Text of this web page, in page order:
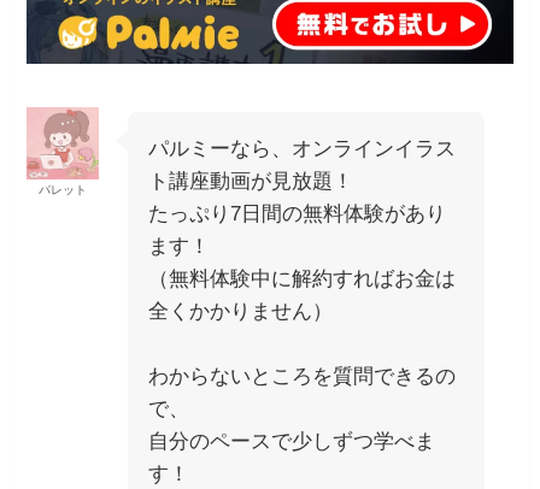
パレット
パルミーなら、オンラインイラス
ト講座動画が見放題！
たっぷり7日間の無料体験があり
ます！
（無料体験中に解約すればお金は
全くかかりません）
わからないところを質問できるの
で、
自分のペースで少しずつ学べま
す！